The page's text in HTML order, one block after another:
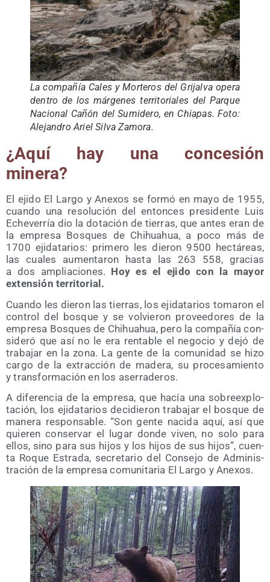
La com­pa­ñía Cales y Mor­te­ros del Gri­jal­va ope­ra
den­tro de los már­ge­nes terri­to­ria­les del Par­que
Nacio­nal Cañón del Sumi­de­ro, en Chia­pas. Foto:
Ale­jan­dro Ariel Sil­va Zamora.
¿Aquí hay una con­ce­sión
minera?
El eji­do El Lar­go y Ane­xos se for­mó en mayo de 1955,
cuan­do una reso­lu­ción del enton­ces pre­si­den­te Luis
Eche­ve­rría dio la dota­ción de tie­rras, que antes eran de
la empre­sa Bos­ques de Chihuahua, a poco más de
1700 eji­da­ta­rios: pri­me­ro les die­ron 9500 hec­tá­reas,
las cua­les aumen­ta­ron has­ta las 263 558, gra­cias
a dos amplia­cio­nes. Hoy es el eji­do con la mayor
exten­sión territorial.
Cuan­do les die­ron las tie­rras, los eji­da­ta­rios toma­ron el
con­trol del bos­que y se vol­vie­ron pro­vee­do­res de la
empre­sa Bos­ques de Chihuahua, pero la com­pa­ñía con­
si­de­ró que así no le era ren­ta­ble el nego­cio y dejó de
tra­ba­jar en la zona. La gen­te de la comu­ni­dad se hizo
car­go de la extrac­ción de made­ra, su pro­ce­sa­mien­to
y trans­for­ma­ción en los aserraderos.
A dife­ren­cia de la empre­sa, que hacía una sobre­ex­plo­
ta­ción, los eji­da­ta­rios deci­die­ron tra­ba­jar el bos­que de
mane­ra res­pon­sa­ble. “Son gen­te naci­da aquí, así que
quie­ren con­ser­var el lugar don­de viven, no solo para
ellos, sino para sus hijos y los hijos de sus hijos”, cuen­
ta Roque Estra­da, secre­ta­rio del Con­se­jo de Admi­nis­
tra­ción de la empre­sa comu­ni­ta­ria El Lar­go y Anexos.